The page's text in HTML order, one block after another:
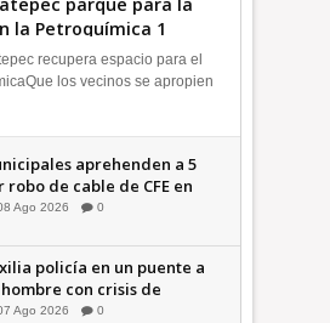
la Petroquímica 1
recupera espacio para el
los vecinos se apropien
aprehenden a 5
robo de cable de CFE en
de Casa Nueva +Video
Ago 2026 0
policía en un puente a
con crisis de
en la Vía Morelos |
Ago 2026 0